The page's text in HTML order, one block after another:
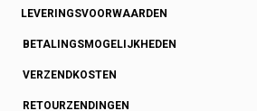
LEVERINGSVOORWAARDEN
BETALINGSMOGELIJKHEDEN
VERZENDKOSTEN
RETOURZENDINGEN